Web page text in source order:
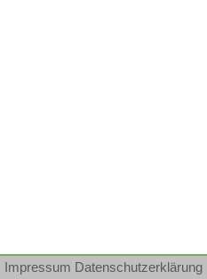
Impressum Datenschutzerklärung